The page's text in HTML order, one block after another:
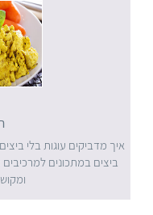
איך מדביקים עוגות בלי
ביצים במתכונים